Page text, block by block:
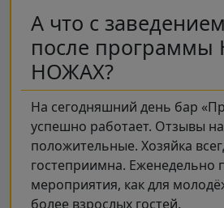
А что с
после программы
НОЖАХ?
На сегодняшний день бар
успешно работает. Отзывы
положительные. Хозяйка
гостеприимна. Еженедельно
мероприятия, как для
более взрослых гостей.